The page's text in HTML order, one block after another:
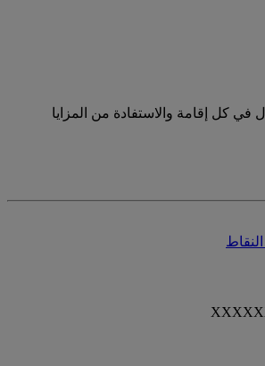
في كل إقامة والاستفادة من المزايا